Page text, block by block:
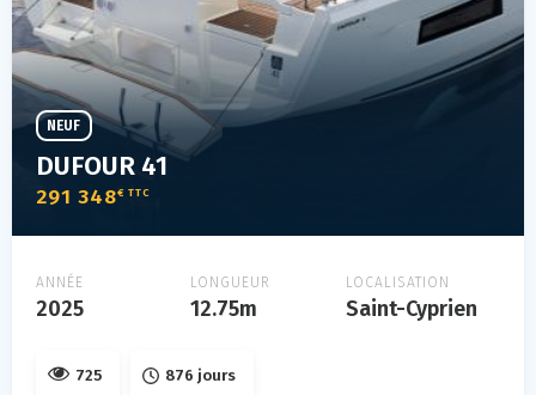
DUFOUR 41
291 348€ TTC
NEUF
ANNÉE
2025
LONGUEUR
12.75m
LOCALISATION
Saint-Cyprien
725 876 jours